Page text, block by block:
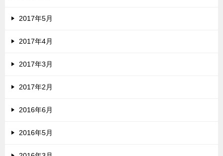
2017年5月
2017年4月
2017年3月
2017年2月
2016年6月
2016年5月